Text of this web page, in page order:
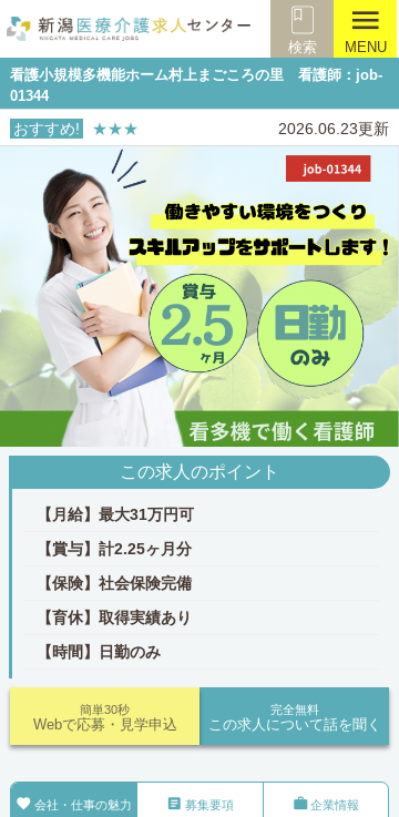
検索
menu
MENU
看護小規模多機能ホーム村上まごころの里 看護師：job-
01344
おすすめ! ★★★ 2026.06.23更新
この求人のポイント
【月給】最大31万円可
【賞与】計2.25ヶ月分
【保険】社会保険完備
【育休】取得実績あり
【時間】日勤のみ
完全無料
この求人について話を聞く
簡単30秒
Webで応募・見学申込
 会社・仕事の魅力  募集要項 企業情報